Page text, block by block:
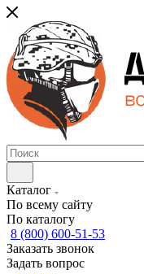
Каталог
По всему сайту
По каталогу
8 (800) 600-51-53
Заказать звонок
Задать вопрос